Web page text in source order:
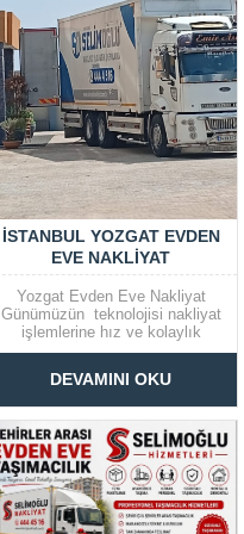
İSTANBUL YOZGAT EVDEN
EVE NAKLIYAT
Yozgat Evden Eve Nakliyat
Günümüzün teknolojisi nakliyat
işlemlerine hız ve kolaylık
kazandırmaktadır. Firmamız
tecrübesiyle nakliye sürecinin
zahmetsiz şekilde atlatılmasına
aracı oluyor. 81 ili kapsayacak
şekilde nakliye hizmeti sunan
firmamız nakliye sürecinin
tahminden daha kısa süre
içinde...
DEVAMINI OKU